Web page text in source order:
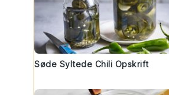
Søde Syltede Chili Opskrift